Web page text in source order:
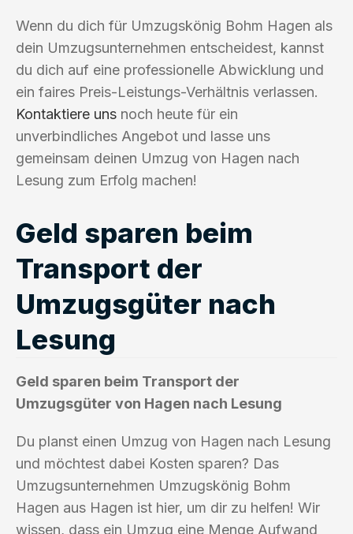
Wenn du dich für Umzugskönig Bohm Hagen als
dein Umzugsunternehmen entscheidest, kannst
du dich auf eine professionelle Abwicklung und
ein faires Preis-Leistungs-Verhältnis verlassen.
Kontaktiere uns noch heute für ein
unverbindliches Angebot und lasse uns
gemeinsam deinen Umzug von Hagen nach
Lesung zum Erfolg machen!
Geld sparen beim
Transport der
Umzugsgüter nach
Lesung
Geld sparen beim Transport der
Umzugsgüter von Hagen nach Lesung
Du planst einen Umzug von Hagen nach Lesung
und möchtest dabei Kosten sparen? Das
Umzugsunternehmen Umzugskönig Bohm
Hagen aus Hagen ist hier, um dir zu helfen! Wir
wissen, dass ein Umzug eine Menge Aufwand